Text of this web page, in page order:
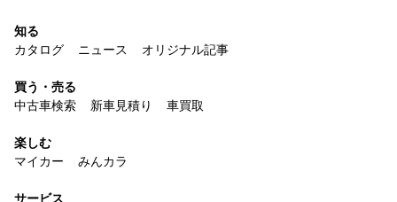
知る
カタログ
ニュース オリジナル記事
買う・売る
中古車検索
新車見積り 車買取
楽しむ
マイカー
みんカラ
サービス